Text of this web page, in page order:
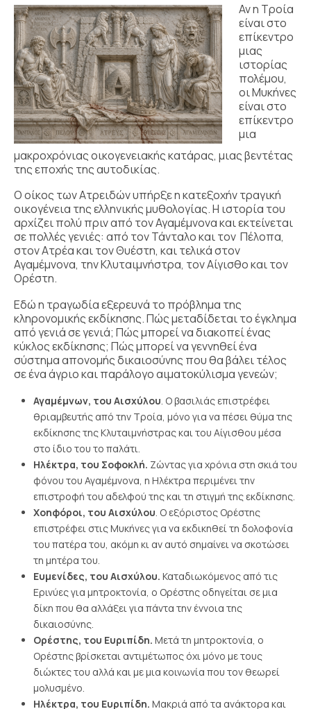
Αν η Τροία
είναι στο
επίκεντρο
μιας
ιστορίας
πολέμου,
οι Μυκήνες
είναι στο
επίκεντρο
μια
μακροχρόνιας οικογενειακής κατάρας, μιας βεντέτας
της εποχής της αυτοδικίας.
Ο οίκος των Ατρειδών υπήρξε η κατεξοχήν τραγική
οικογένεια της ελληνικής μυθολογίας. Η ιστορία του
αρχίζει πολύ πριν από τον Αγαμέμνονα και εκτείνεται
σε πολλές γενιές: από τον Τάνταλο και τον Πέλοπα,
στον Ατρέα και τον Θυέστη, και τελικά στον
Αγαμέμνονα, την Κλυταιμνήστρα, τον Αίγισθο και τον
Ορέστη.
Εδώ η τραγωδία εξερευνά το πρόβλημα της
κληρονομικής εκδίκησης. Πώς μεταδίδεται το έγκλημα
από γενιά σε γενιά; Πώς μπορεί να διακοπεί ένας
κύκλος εκδίκησης; Πώς μπορεί να γεννηθεί ένα
σύστημα απονομής δικαιοσύνης που θα βάλει τέλος
σε ένα άγριο και παράλογο αιματοκύλισμα γενεών;
Αγαμέμνων, του Αισχύλου. Ο βασιλιάς επιστρέφει
θριαμβευτής από την Τροία, μόνο για να πέσει θύμα της
εκδίκησης της Κλυταιμνήστρας και του Αίγισθου μέσα
στο ίδιο του το παλάτι.
Ηλέκτρα, του Σοφοκλή. Ζώντας για χρόνια στη σκιά του
φόνου του Αγαμέμνονα, η Ηλέκτρα περιμένει την
επιστροφή του αδελφού της και τη στιγμή της εκδίκησης.
Χοηφόροι, του Αισχύλου. Ο εξόριστος Ορέστης
επιστρέφει στις Μυκήνες για να εκδικηθεί τη δολοφονία
του πατέρα του, ακόμη κι αν αυτό σημαίνει να σκοτώσει
τη μητέρα του.
Ευμενίδες, του Αισχύλου. Καταδιωκόμενος από τις
Ερινύες για μητροκτονία, ο Ορέστης οδηγείται σε μια
δίκη που θα αλλάξει για πάντα την έννοια της
δικαιοσύνης.
Ορέστης, του Ευριπίδη. Μετά τη μητροκτονία, ο
Ορέστης βρίσκεται αντιμέτωπος όχι μόνο με τους
διώκτες του αλλά και με μια κοινωνία που τον θεωρεί
μολυσμένο.
Ηλέκτρα, του Ευριπίδη. Μακριά από τα ανάκτορα και